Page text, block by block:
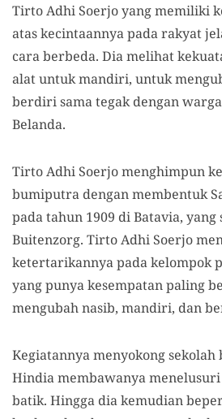
Tirto Adhi Soerjo yang memiliki
atas kecintaannya pada rakyat
cara berbeda. Dia melihat
alat untuk mandiri, untuk
berdiri sama tegak dengan
Belanda.
Tirto Adhi Soerjo menghimpun
bumiputra dengan membentuk
pada tahun 1909 di Batavia,
Buitenzorg. Tirto Adhi Soerjo
ketertarikannya pada kelompok
yang punya kesempatan paling
mengubah nasib, mandiri, dan
Kegiatannya menyokong
Hindia membawanya
batik. Hingga dia kemudian